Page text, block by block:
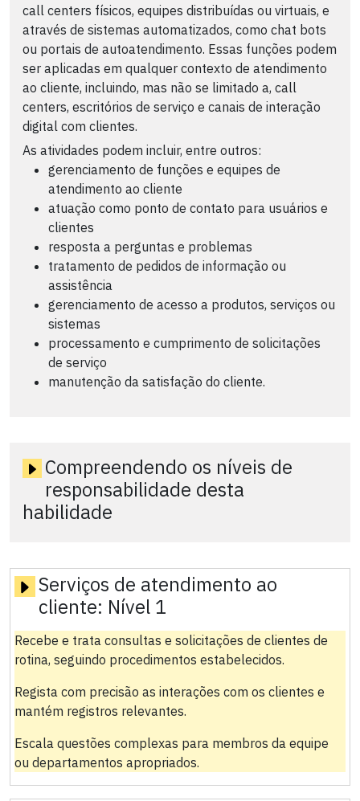
call centers físicos, equipes distribuídas ou virtuais, e
através de sistemas automatizados, como chat bots
ou portais de autoatendimento. Essas funções podem
ser aplicadas em qualquer contexto de atendimento
ao cliente, incluindo, mas não se limitado a, call
centers, escritórios de serviço e canais de interação
digital com clientes.
As atividades podem incluir, entre outros:
gerenciamento de funções e equipes de
atendimento ao cliente
atuação como ponto de contato para usuários e
clientes
resposta a perguntas e problemas
tratamento de pedidos de informação ou
assistência
gerenciamento de acesso a produtos, serviços ou
sistemas
processamento e cumprimento de solicitações
de serviço
manutenção da satisfação do cliente.
Compreendendo os níveis de
responsabilidade desta
habilidade
Serviços de atendimento ao
cliente: Nível 1
Recebe e trata consultas e solicitações de clientes de
rotina, seguindo procedimentos estabelecidos.
Regista com precisão as interações com os clientes e
mantém registros relevantes.
Escala questões complexas para membros da equipe
ou departamentos apropriados.